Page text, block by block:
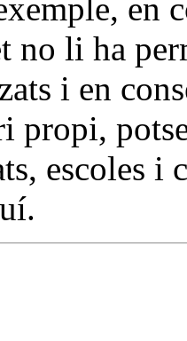
en
no li ha
i en
propi,
escoles i